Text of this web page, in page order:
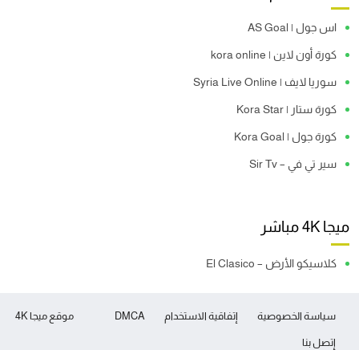
اس جول | AS Goal
كورة أون لاين | kora online
سوريا لايف | Syria Live Online
كورة ستار | Kora Star
كورة جول | Kora Goal
سير تي في – Sir Tv
ميجا 4K مباشر
كلاسيكو الأرض – El Clasico
موقع ميجا 4K سياسة الخصوصية إتفاقية الاستخدام DMCA
إتصل بنا